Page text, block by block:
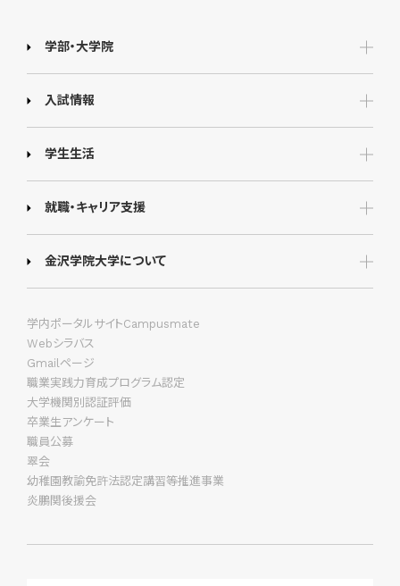
学部・大学院
入試情報
学生生活
就職・キャリア支援
金沢学院大学について
学内ポータルサイトCampusmate
Webシラバス
Gmailページ
職業実践力育成プログラム認定
大学機関別認証評価
卒業生アンケート
職員公募
翠会
幼稚園教諭免許法認定講習等推進事業
炎鵬関後援会